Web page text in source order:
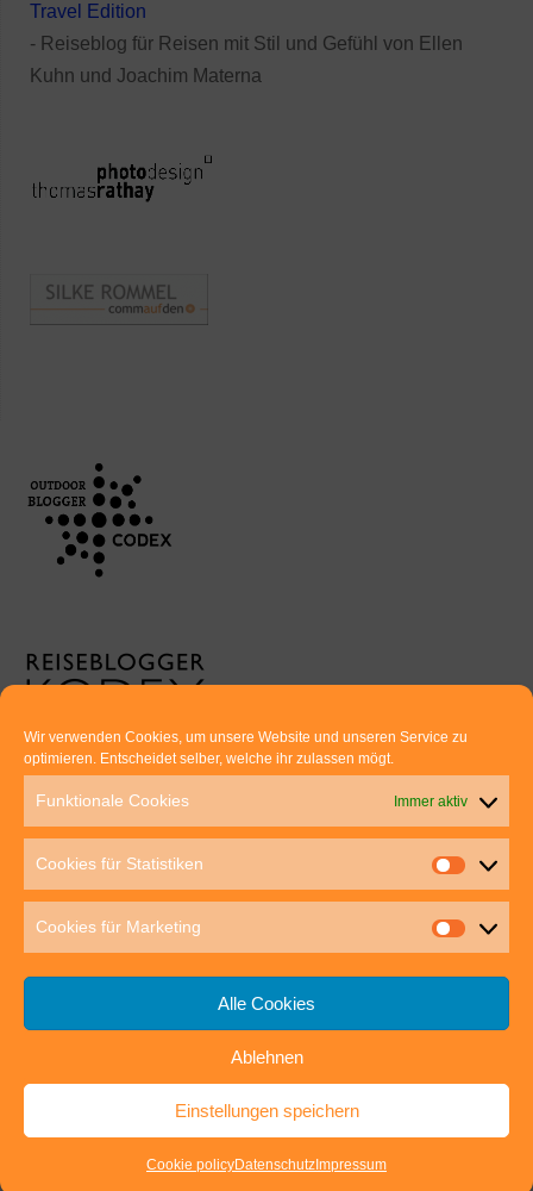
Wir verwenden Cookies, um unsere Website und unseren Service zu
optimieren. Entscheidet selber, welche ihr zulassen mögt.
Funktionale Cookies Immer aktiv
Cookies für Statistiken
Cookies für Marketing
Alle Cookies
Ablehnen
Einstellungen speichern
Cookie policyDatenschutz Impressum
Travel Edition
- Reiseblog für Reisen mit Stil und Gefühl von Ellen
Kuhn und Joachim Materna
Euer direkter Draht zu uns:
Thomas Rathay und Silke Rommel
70563 Stuttgart
post@outdoor-hochgenuss.de
IMPRESSUM DATENSCHUTZ
outdoor-hochgenuss.de| Präsentiert vonMantra&WordPress.